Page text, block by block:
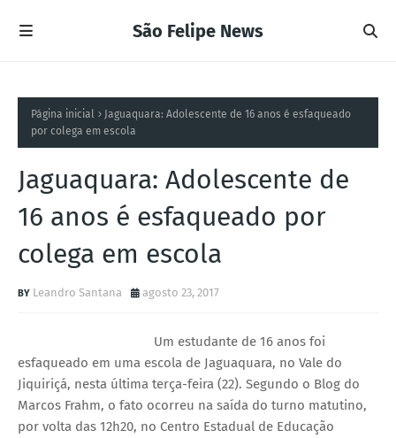
São Felipe News
Página inicial
Jaguaquara: Adolescente de 16 anos é esfaqueado
por colega em escola
Jaguaquara: Adolescente de
16 anos é esfaqueado por
colega em escola
Leandro Santana agosto 23, 2017
Um estudante de 16 anos foi
esfaqueado em uma escola de Jaguaquara, no Vale do
Jiquiriçá, nesta última terça-feira (22). Segundo o Blog do
Marcos Frahm, o fato ocorreu na saída do turno matutino,
por volta das 12h20, no Centro Estadual de Educação